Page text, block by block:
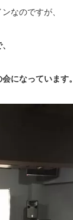
なのですが、
になっています。